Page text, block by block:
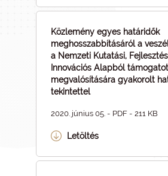
Közlemény egyes határidők
meghosszabbításáról a
a Nemzeti Kutatási,
Innovációs Alapból
megvalósítására gyakorolt
tekintettel
2020. június 05. - PDF - 211 KB
Letöltés